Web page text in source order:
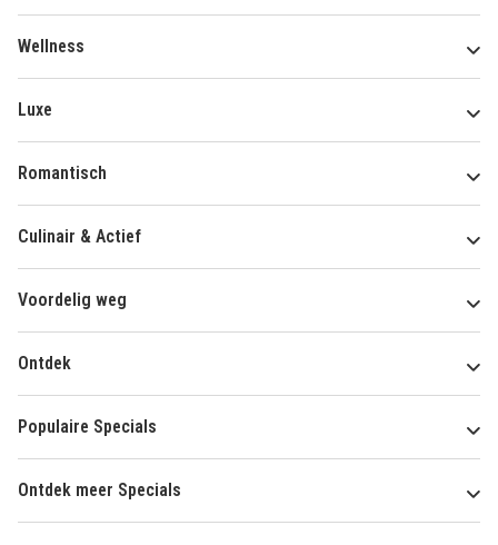
Wellness
Luxe
Romantisch
Culinair & Actief
Voordelig weg
Ontdek
Populaire Specials
Ontdek meer Specials